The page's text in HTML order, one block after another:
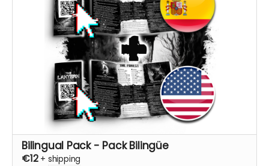
Bilingual Pack - Pack Bilingüe
€12 + shipping